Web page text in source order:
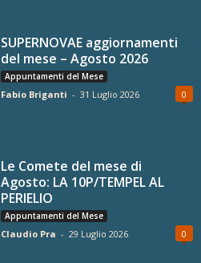
SUPERNOVAE aggiornamenti
del mese – Agosto 2026
Appuntamenti del Mese
Fabio Briganti - 31 Luglio 2026 0
Le Comete del mese di
Agosto: LA 10P/TEMPEL AL
PERIELIO
Appuntamenti del Mese
Claudio Pra - 29 Luglio 2026 0